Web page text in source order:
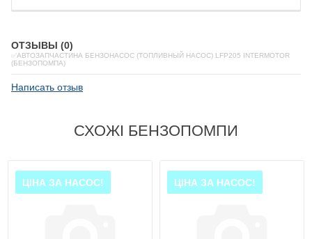
ОТЗЫВЫ (0)
✅АВТОЗАПЧАСТИНА БЕНЗОНАСОС (ТОПЛИВНЫЙ НАСОС) LFP205 INTERMOTOR
(БЕНЗОПОМПА)
Написать отзыв
СХОЖІ БЕНЗОПОМПИ
ЦІНА ЗА НАСОС! ЦІНА ЗА НАСОС!